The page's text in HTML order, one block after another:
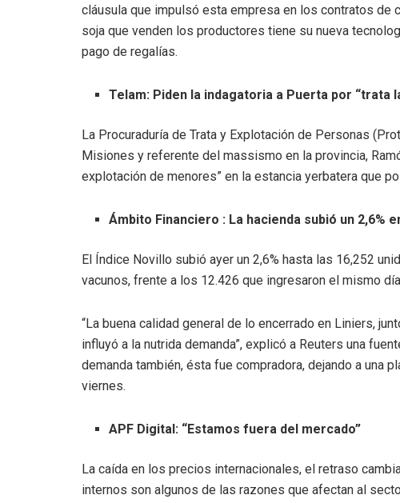
cláusula que impulsó esta empresa en los contratos de
soja que venden los productores tiene su nueva
pago de regalías.
Telam: Piden la indagatoria a Puerta por “trata
La Procuraduría de Trata y Explotación de Personas
Misiones y referente del massismo en la provincia,
explotación de menores” en la estancia yerbatera que
Ámbito Financiero : La hacienda subió un 2,6%
El Índice Novillo subió ayer un 2,6% hasta las 16,252
vacunos, frente a los 12.426 que ingresaron el mismo
“La buena calidad general de lo encerrado en Liniers,
influyó a la nutrida demanda”, explicó a Reuters una
demanda también, ésta fue compradora, dejando a una
viernes.
APF Digital: “Estamos fuera del mercado”
La caída en los precios internacionales, el retraso
internos son algunos de las razones que afectan al